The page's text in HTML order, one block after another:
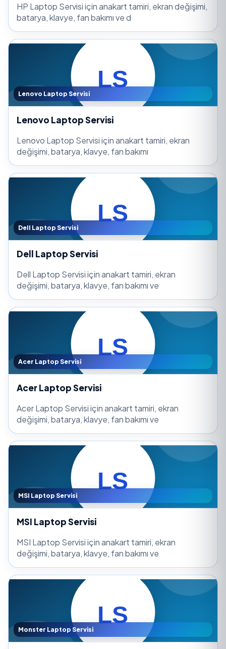
HP Laptop Servisi için anakart tamiri, ekran değişimi,
batarya, klavye, fan bakımı ve d
Lenovo Laptop Servisi
Lenovo Laptop Servisi
Lenovo Laptop Servisi için anakart tamiri, ekran
değişimi, batarya, klavye, fan bakımı
Dell Laptop Servisi
Dell Laptop Servisi
Dell Laptop Servisi için anakart tamiri, ekran
değişimi, batarya, klavye, fan bakımı ve
Acer Laptop Servisi
Acer Laptop Servisi
Acer Laptop Servisi için anakart tamiri, ekran
değişimi, batarya, klavye, fan bakımı ve
MSI Laptop Servisi
MSI Laptop Servisi
MSI Laptop Servisi için anakart tamiri, ekran
değişimi, batarya, klavye, fan bakımı ve
Monster Laptop Servisi